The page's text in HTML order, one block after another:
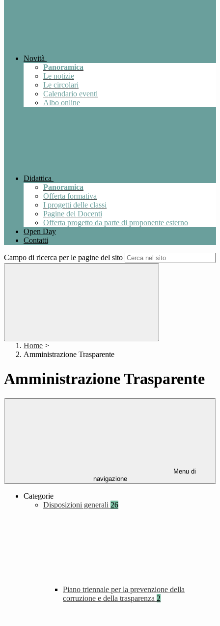
Novità
Panoramica
Le notizie
Le circolari
Calendario eventi
Albo online
Didattica
Panoramica
Offerta formativa
I progetti delle classi
Pagine dei Docenti
Offerta progetto da parte di proponente esterno
Open Day
Contatti
Campo di ricerca per le pagine del sito
Home >
Amministrazione Trasparente
Amministrazione Trasparente
Menu di
navigazione
Categorie
Disposizioni generali 26
Piano triennale per la prevenzione della
corruzione e della trasparenza 2